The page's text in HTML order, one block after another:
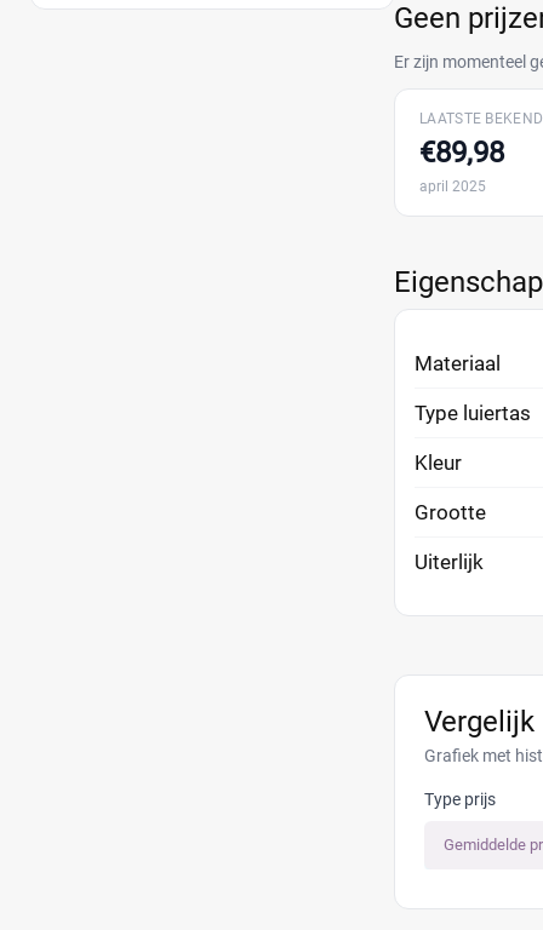
Geen
Er zijn momenteel
LAATSTE
€89,98
april 2025
Materiaal
Type luiertas
Kleur
Grootte
Uiterlijk
Grafiek met
Type prijs
Gemiddelde